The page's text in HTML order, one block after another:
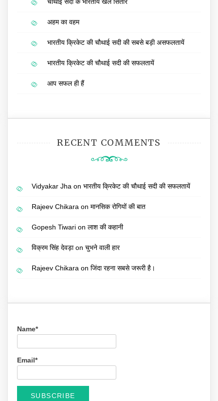
अहम का वहम
भारतीय क्रिकेट की चौथाई सदी की सबसे बड़ी असफलतायें
भारतीय क्रिकेट की चौथाई सदी की सफलतायें
आप सफल ही हैं
RECENT COMMENTS
Vidyakar Jha on भारतीय क्रिकेट की चौथाई सदी की सफलतायें
Rajeev Chikara on मानसिक रोगियों की बात
Gopesh Tiwari on लाश की कहानी
विक्रम सिंह देवड़ाon चुभने वाली हार
Rajeev Chikara on जिंदा रहना सबसे जरूरी है।
Name*
Email*